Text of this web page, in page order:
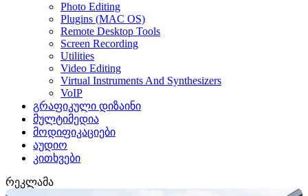
Photo Editing
Plugins (MAC OS)
Remote Desktop Tools
Screen Recording
Utilities
Video Editing
Virtual Instruments And Synthesizers
VoIP
გრაფიკული დიზაინი
მულტიმედია
მოდიფიკაციები
აუდიო
კითხვები
რეკლამა